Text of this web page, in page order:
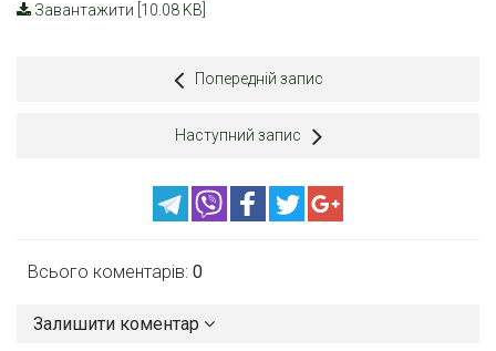
Завантажити [10.08 KB]
Попередній запис
Наступний запис
Всього коментарів: 0
Залишити коментар